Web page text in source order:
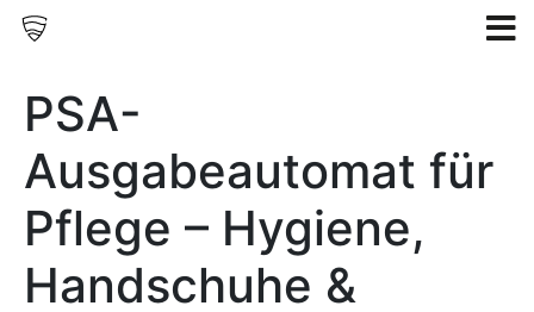
PSA-
Ausgabeautomat für
Pflege – Hygiene,
Handschuhe &